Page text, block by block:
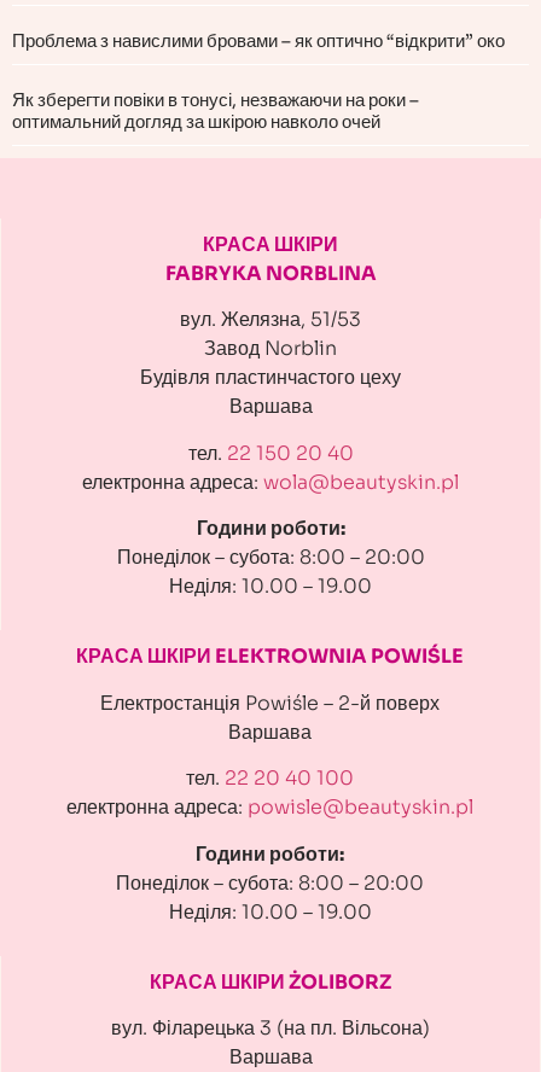
Проблема з навислими бровами – як оптично “відкрити” око
Як зберегти повіки в тонусі, незважаючи на роки –
оптимальний догляд за шкірою навколо очей
КРАСА ШКІРИ
FABRYKA NORBLINA
вул. Желязна, 51/53
Завод Norblin
Будівля пластинчастого цеху
Варшава
тел. 22 150 20 40
електронна адреса: wola@beautyskin.pl
Години роботи:
Понеділок – субота: 8:00 – 20:00
Неділя: 10.00 – 19.00
КРАСА ШКІРИ ELEKTROWNIA POWIŚLE
Електростанція Powiśle – 2-й поверх
Варшава
тел. 22 20 40 100
електронна адреса: powisle@beautyskin.pl
Години роботи:
Понеділок – субота: 8:00 – 20:00
Неділя: 10.00 – 19.00
КРАСА ШКІРИ ŻOLIBORZ
вул. Філарецька 3 (на пл. Вільсона)
Варшава